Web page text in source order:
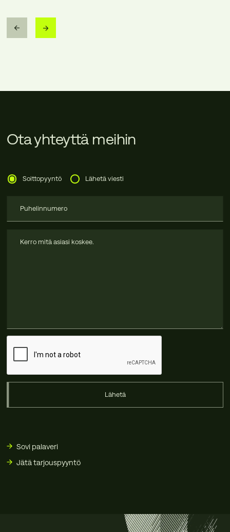
Ota yhteyttä meihin
Soittopyyntö Lähetä viesti
Lähetä
Sovi palaveri
Jätä tarjouspyyntö